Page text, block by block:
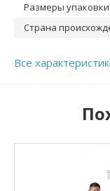
Размеры упаковки
Страна
Все